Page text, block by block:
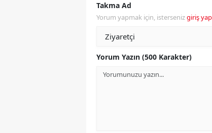
Takma Ad
Yorum yapmak için, istersenizgiriş
Yorum Yazın (500 Karakter)